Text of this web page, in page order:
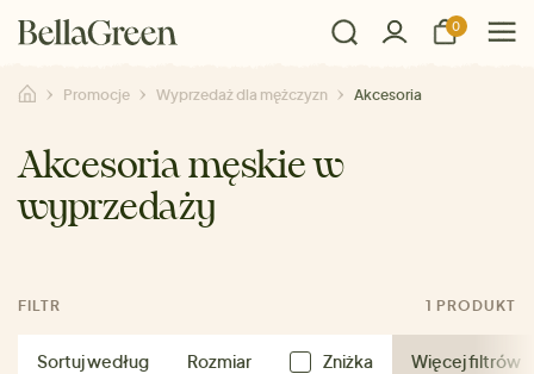
0
Promocje Wyprzedaż dla mężczyzn Akcesoria
Akcesoria męskie w
wyprzedaży
FILTR 1 PRODUKT
Sortuj według Rozmiar Zniżka Więcej filtrów